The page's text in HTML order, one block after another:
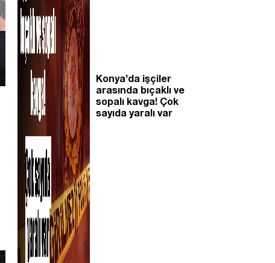
Konya’da işçiler
arasında bıçaklı ve
sopalı kavga! Çok
sayıda yaralı var